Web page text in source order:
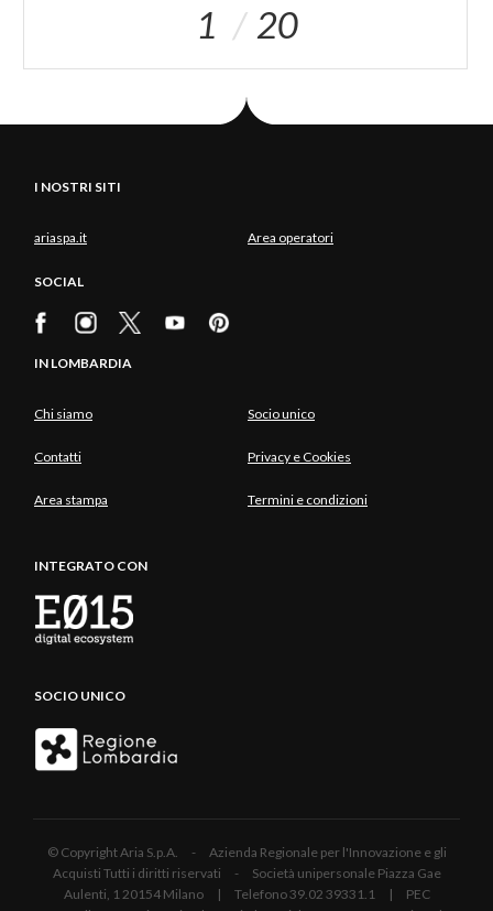
1 20
I NOSTRI SITI
ariaspa.it Area operatori
SOCIAL
IN LOMBARDIA
Chi siamo Socio unico
Contatti Privacy e Cookies
Area stampa Termini e condizioni
INTEGRATO CON
SOCIO UNICO
© Copyright Aria S.p.A. - Azienda Regionale per l'Innovazione e gli
Acquisti Tutti i diritti riservati - Società unipersonale Piazza Gae
Aulenti, 1 20154 Milano | Telefono 39.02 39331.1 | PEC